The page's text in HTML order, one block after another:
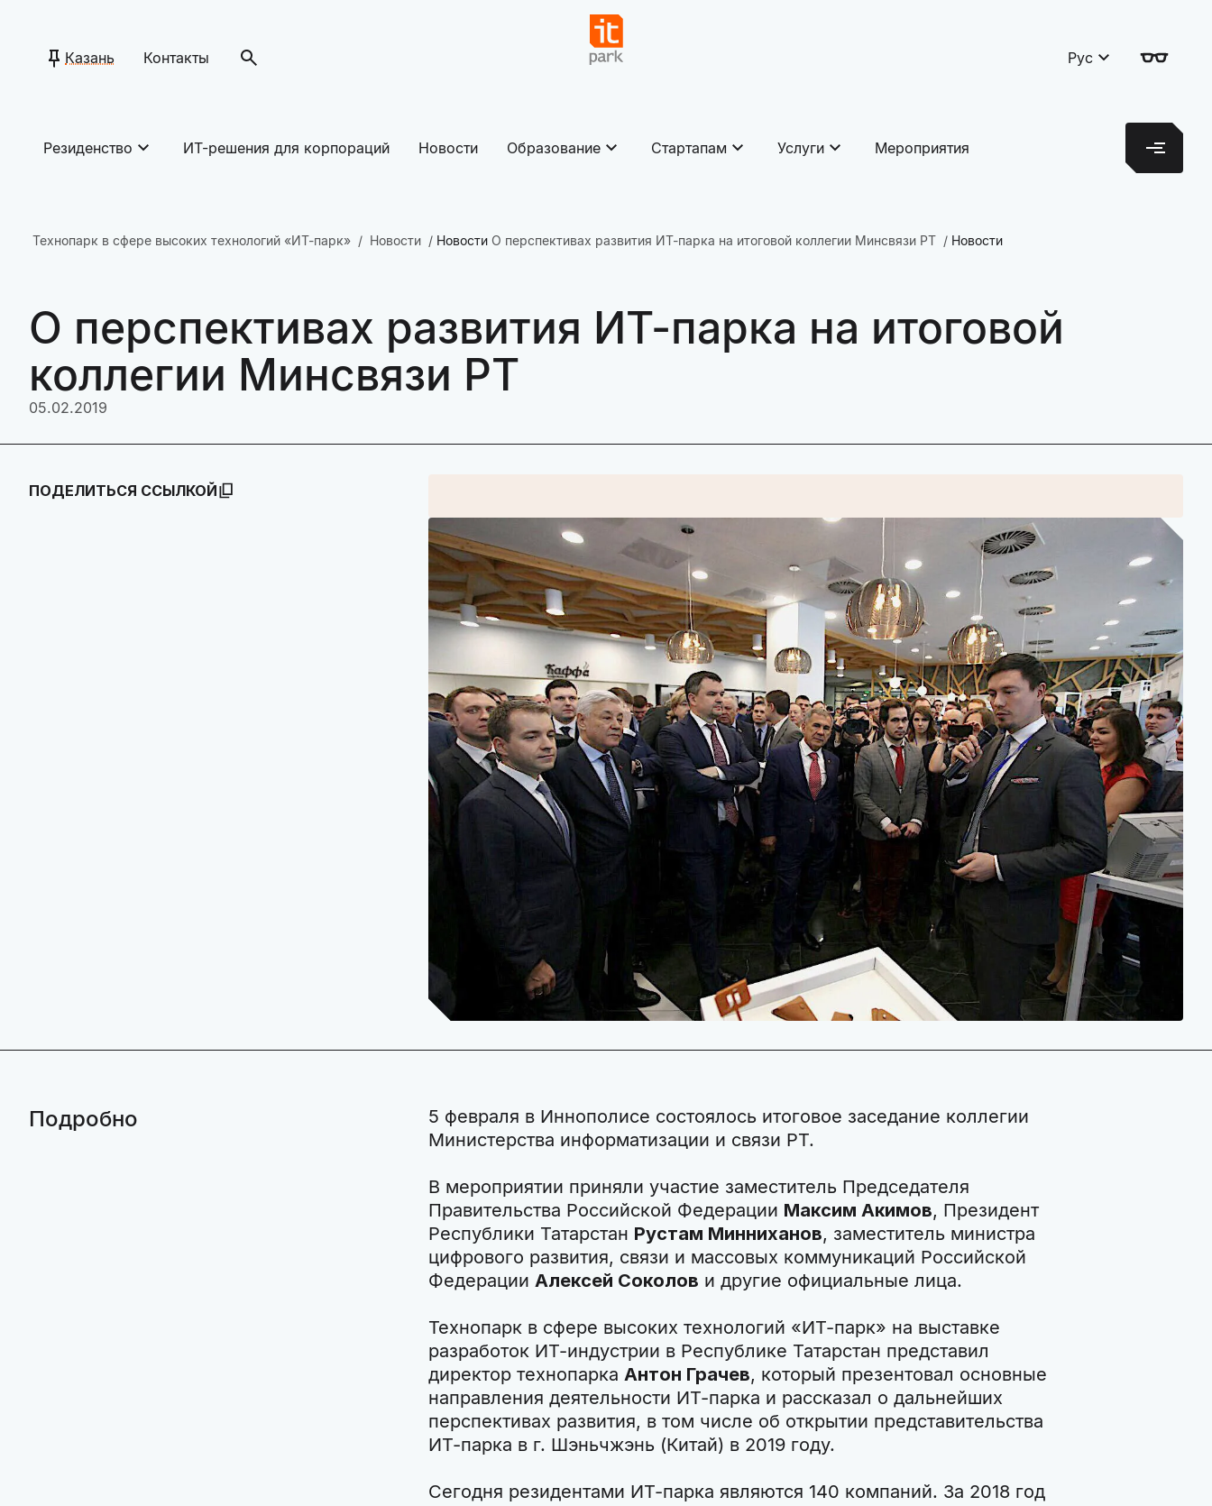
Казань Контакты Рус
Резиденство ИТ-решения для корпораций Новости Образование Стартапам Услуги Мероприятия
Технопарк в сфере высоких технологий «ИТ-парк» Новости Новости О перспективах развития ИТ-парка на итоговой коллегии Минсвязи РТ Новости
О перспективах развития ИТ-парка на итоговой
коллегии Минсвязи РТ
05.02.2019
ПОДЕЛИТЬСЯ ССЫЛКОЙ
Подробно
5 февраля в Иннополисе состоялось итоговое заседание коллегии
Министерства информатизации и связи РТ.
В мероприятии приняли участие заместитель Председателя
Правительства Российской Федерации Максим Акимов, Президент
Республики Татарстан Рустам Минниханов, заместитель министра
цифрового развития, связи и массовых коммуникаций Российской
Федерации Алексей Соколов и другие официальные лица.
Технопарк в сфере высоких технологий «ИТ-парк» на выставке
разработок ИТ-индустрии в Республике Татарстан представил
директор технопарка Антон Грачев, который презентовал основные
направления деятельности ИТ-парка и рассказал о дальнейших
перспективах развития, в том числе об открытии представительства
ИТ-парка в г. Шэньчжэнь (Китай) в 2019 году.
Сегодня резидентами ИТ-парка являются 140 компаний. За 2018 год